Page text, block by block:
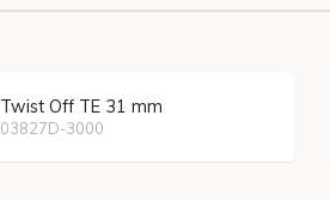
Twist Off TE 31 mm
03827D-3000